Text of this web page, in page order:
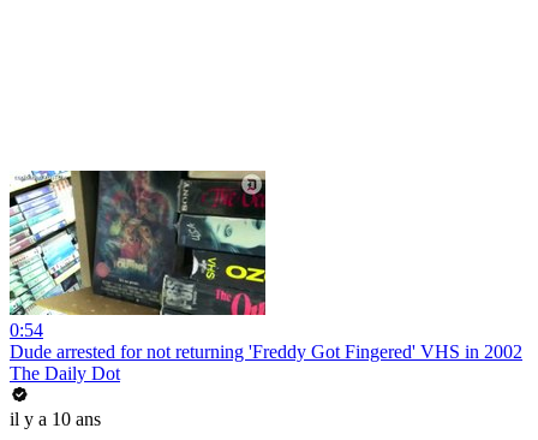
0:54
Dude arrested for not returning 'Freddy Got Fingered' VHS in 2002
The Daily Dot
il y a 10 ans